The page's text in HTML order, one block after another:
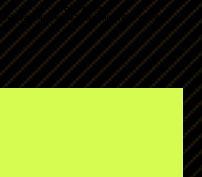
Golf Fitness
van 10.30 tot 11.30 uur. Met NVOC voordeel